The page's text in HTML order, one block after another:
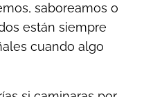
saboreamos o
están siempre
cuando algo